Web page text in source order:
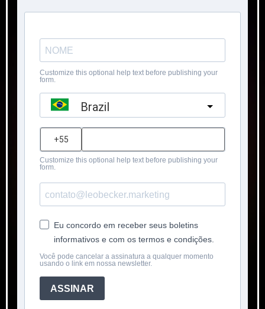
Customize this optional help text before publishing your
form.
Brazil
Customize this optional help text before publishing your
form.
Eu concordo em receber seus boletins
informativos e com os termos e condições.
Você pode cancelar a assinatura a qualquer momento
usando o link em nossa newsletter.
ASSINAR